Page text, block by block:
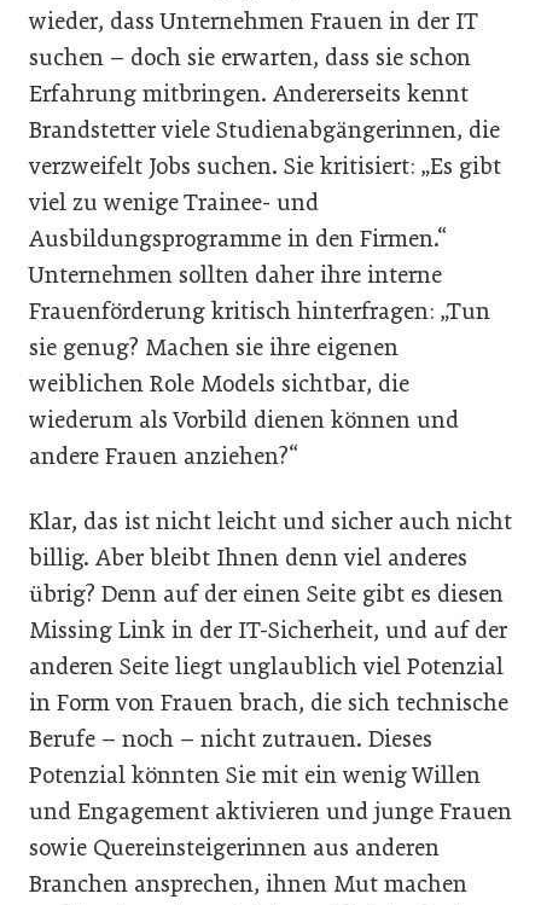
wieder, dass Unternehmen Frauen in der IT
suchen – doch sie erwarten, dass sie schon
Erfahrung mitbringen. Andererseits kennt
Brandstetter viele Studienabgängerinnen, die
verzweifelt Jobs suchen. Sie kritisiert: „Es gibt
viel zu wenige Trainee- und
Ausbildungsprogramme in den Firmen.“
Unternehmen sollten daher ihre interne
Frauenförderung kritisch hinterfragen: „Tun
sie genug? Machen sie ihre eigenen
weiblichen Role Models sichtbar, die
wiederum als Vorbild dienen können und
andere Frauen anziehen?“
Klar, das ist nicht leicht und sicher auch nicht
billig. Aber bleibt Ihnen denn viel anderes
übrig? Denn auf der einen Seite gibt es diesen
Missing Link in der IT-Sicherheit, und auf der
anderen Seite liegt unglaublich viel Potenzial
in Form von Frauen brach, die sich technische
Berufe – noch – nicht zutrauen. Dieses
Potenzial könnten Sie mit ein wenig Willen
und Engagement aktivieren und junge Frauen
sowie Quereinsteigerinnen aus anderen
Branchen ansprechen, ihnen Mut machen